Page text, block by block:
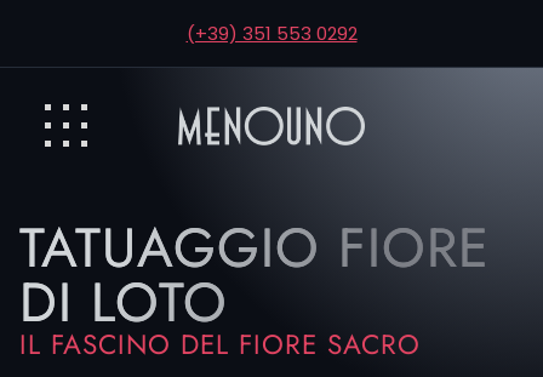
(+39) 351 553 0292
TATUAGGIO FIORE
DI LOTO
IL FASCINO DEL FIORE SACRO